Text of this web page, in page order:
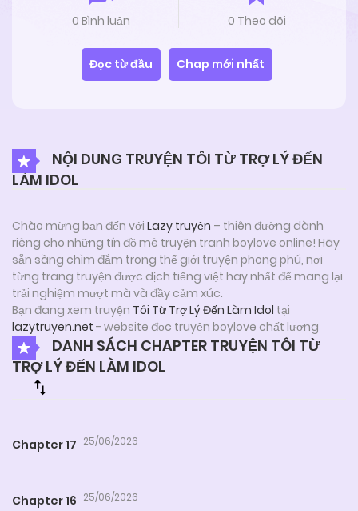
0 Bình luận 0 Theo dõi
Đọc từ đầu Chap mới nhất
NỘI DUNG TRUYỆN TÔI TỪ TRỢ LÝ ĐẾN
LÀM IDOL
Chào mừng bạn đến với Lazy truyện – thiên đường dành
riêng cho những tín đồ mê truyện tranh boylove online! Hãy
sẵn sàng chìm đắm trong thế giới truyện phong phú, nơi
từng trang truyện được dịch tiếng việt hay nhất để mang lại
trải nghiệm mượt mà và đầy cảm xúc.
Bạn đang xem truyện Tôi Từ Trợ Lý Đến Làm Idol tại
lazytruyen.net - website đọc truyện boylove chất lượng
DANH SÁCH CHAPTER TRUYỆN TÔI TỪ
TRỢ LÝ ĐẾN LÀM IDOL
Chapter 17 25/06/2026
Chapter 16 25/06/2026